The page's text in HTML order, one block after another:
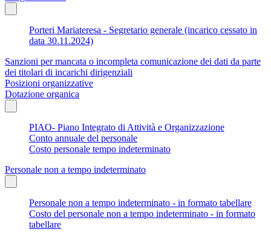
Porteri Mariateresa - Segretario generale (incarico cessato in
data 30.11.2024)
Sanzioni per mancata o incompleta comunicazione dei dati da parte
dei titolari di incarichi dirigenziali
Posizioni organizzative
Dotazione organica
PIAO- Piano Integrato di Attività e Organizzazione
Conto annuale del personale
Costo personale tempo indeterminato
Personale non a tempo indeterminato
Personale non a tempo indeterminato - in formato tabellare
Costo del personale non a tempo indeterminato - in formato
tabellare